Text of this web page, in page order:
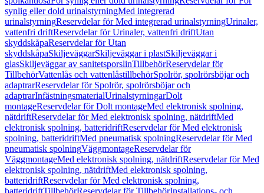
synlig eller dold urinalstyrningMed integrerad
urinalstyrningReservdelar för Med integrerad urinalstyrningUrinaler,
vattenfri driftReservdelar för Urinaler, vattenfri driftUtan
skyddskåpaReservdelar för Utan
skyddskåpaSkiljeväggarSkiljeväggar i plastSkiljeväggar i
glasSkiljeväggar av sanitetsporslinTillbehörReservdelar för
TillbehörVattenlås och vattenlåstillbehörSpolrör, spolrörsböjar och
adaptrarReservdelar för Spolrör, spolrörsböjar och
adaptrarInfästningsmaterialUrinalstyrningarDolt
montageReservdelar för Dolt montageMed elektronisk spolning,
nätdriftReservdelar för Med elektronisk spolning, nätdriftMed
elektronisk spolning, batteridriftReservdelar för Med elektronisk
spolning, batteridriftMed pneumatisk spolningReservdelar för Med
pneumatisk spolningVäggmontageReservdelar för
VäggmontageMed elektronisk spolning, nätdriftReservdelar för Med
elektronisk spolning, nätdriftMed elektronisk spolning,
batteridriftReservdelar för Med elektronisk spolning,
batteridriftTillbehörReservdelar för TillbehörInstallations- och